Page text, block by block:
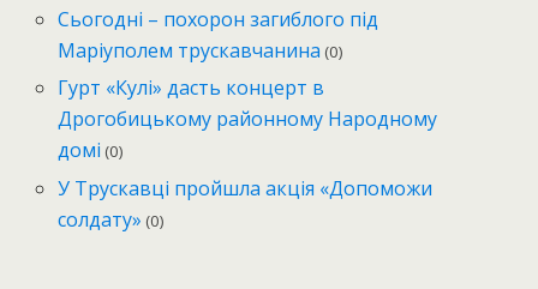
Сьогодні – похорон загиблого під
Маріуполем трускавчанина (0)
Гурт «Кулі» дасть концерт в
Дрогобицькому районному Народному
домі (0)
У Трускавці пройшла акція «Допоможи
солдату» (0)